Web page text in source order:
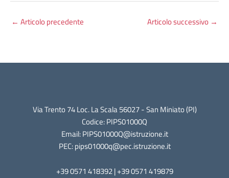
← Articolo precedente Articolo successivo →
Via Trento 74 Loc. La Scala 56027 - San Miniato (PI)
Codice: PIPS01000Q
Email: PIPS01000Q@istruzione.it
PEC: pips01000q@pec.istruzione.it
+39 0571 418392 | +39 0571 419879